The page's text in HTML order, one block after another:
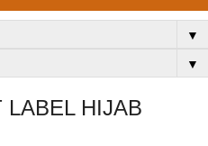
▼
▼
LABEL HIJAB